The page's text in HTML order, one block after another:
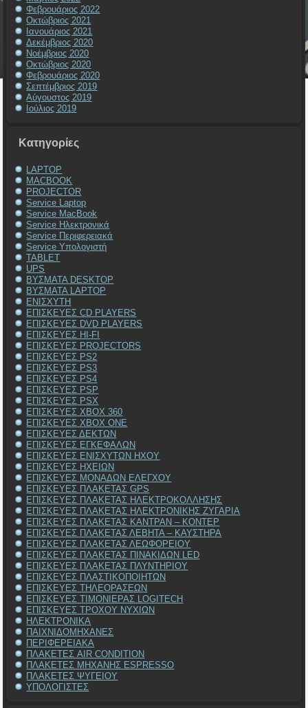
Φεβρουάριος 2022
Οκτώβριος 2021
Ιανουάριος 2021
Δεκέμβριος 2020
Νοέμβριος 2020
Οκτώβριος 2020
Φεβρουάριος 2020
Σεπτέμβριος 2019
Αύγουστος 2019
Ιούλιος 2019
Kατηγορίες
LAPTOP
MACBOOK
PROJECTOR
Service Laptop
Service MacBook
Service Ηλεκτρονικά
Service Περιφερειακά
Service Υπολογιστή
TABLET
UPS
ΒΥΣΜΑΤΑ DESKTOP
ΒΥΣΜΑΤΑ LAPTOP
ΕΝΙΣΧΥΤΗ
ΕΠΙΣΚΕΥΕΣ CD PLAYERS
ΕΠΙΣΚΕΥΕΣ DVD PLAYERS
ΕΠΙΣΚΕΥΕΣ HI-FI
ΕΠΙΣΚΕΥΕΣ PROJECTORS
ΕΠΙΣΚΕΥΕΣ PS2
ΕΠΙΣΚΕΥΕΣ PS3
ΕΠΙΣΚΕΥΕΣ PS4
ΕΠΙΣΚΕΥΕΣ PSP
ΕΠΙΣΚΕΥΕΣ PSX
ΕΠΙΣΚΕΥΕΣ XBOX 360
ΕΠΙΣΚΕΥΕΣ XBOX ONE
ΕΠΙΣΚΕΥΕΣ ΔΕΚΤΩΝ
ΕΠΙΣΚΕΥΕΣ ΕΓΚΕΦΑΛΩΝ
ΕΠΙΣΚΕΥΕΣ ΕΝΙΣΧΥΤΩΝ ΗΧΟΥ
ΕΠΙΣΚΕΥΕΣ ΗΧΕΙΩΝ
ΕΠΙΣΚΕΥΕΣ ΜΟΝΑΔΩΝ ΕΛΕΓΧΟΥ
ΕΠΙΣΚΕΥΕΣ ΠΛΑΚΕΤΑΣ GPS
ΕΠΙΣΚΕΥΕΣ ΠΛΑΚΕΤΑΣ ΗΛΕΚΤΡΟΚΟΛΛΗΣΗΣ
ΕΠΙΣΚΕΥΕΣ ΠΛΑΚΕΤΑΣ ΗΛΕΚΤΡΟΝΙΚΗΣ ΖΥΓΑΡΙΑ
ΕΠΙΣΚΕΥΕΣ ΠΛΑΚΕΤΑΣ ΚΑΝΤΡΑΝ – ΚΟΝΤΕΡ
ΕΠΙΣΚΕΥΕΣ ΠΛΑΚΕΤΑΣ ΛΕΒΗΤΑ – ΚΑΥΣΤΗΡΑ
ΕΠΙΣΚΕΥΕΣ ΠΛΑΚΕΤΑΣ ΛΕΩΦΟΡΕΙΟΥ
ΕΠΙΣΚΕΥΕΣ ΠΛΑΚΕΤΑΣ ΠΙΝΑΚΙΔΩΝ LED
ΕΠΙΣΚΕΥΕΣ ΠΛΑΚΕΤΑΣ ΠΛΥΝΤΗΡΙΟΥ
ΕΠΙΣΚΕΥΕΣ ΠΛΑΣΤΙΚΟΠΟΙΗΤΩΝ
ΕΠΙΣΚΕΥΕΣ ΤΗΛΕΟΡΑΣΕΩΝ
ΕΠΙΣΚΕΥΕΣ ΤΙΜΟΝΙΕΡΑΣ LOGITECH
ΕΠΙΣΚΕΥΕΣ ΤΡΟΧΟΥ ΝΥΧΙΩΝ
ΗΛΕΚΤΡΟΝΙΚΑ
ΠΑΙΧΝΙΔΟΜΗΧΑΝΕΣ
ΠΕΡΙΦΕΡΕΙΑΚΑ
ΠΛΑΚΕΤΕΣ AIR CONDITION
ΠΛΑΚΕΤΕΣ ΜΗΧΑΝΗΣ ESPRESSO
ΠΛΑΚΕΤΕΣ ΨΥΓΕΙΟΥ
ΥΠΟΛΟΓΙΣΤΕΣ